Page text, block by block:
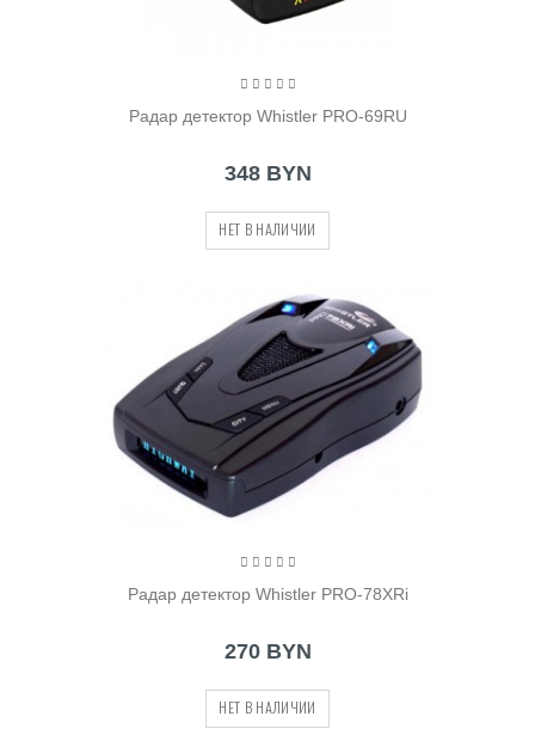
Радар детектор Whistler PRO-69RU
348 BYN
НЕТ В НАЛИЧИИ
Радар детектор Whistler PRO-78XRi
270 BYN
НЕТ В НАЛИЧИИ